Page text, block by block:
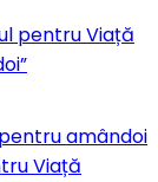
pentru Viață
amândoi
Viață